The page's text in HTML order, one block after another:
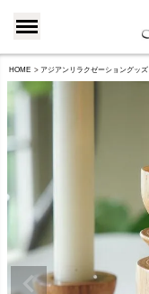
HOME アジアンリラクゼーショングッズ